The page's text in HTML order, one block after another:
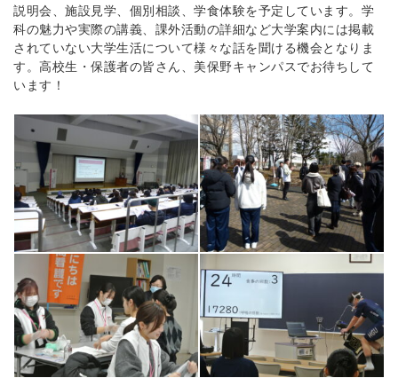
説明会、施設見学、個別相談、 学食体験を予定しています。学
科の魅力や実際の講義、 課外活動の詳細など大学案内には掲載
されていない大学生活について様々な話を聞ける機会となりま
す。高校生・保護者の皆さん、 美保野キャンパスでお待ちして
います！